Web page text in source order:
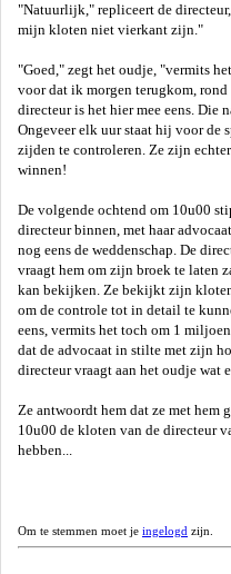
"Natuurlijk," repliceert de
mijn kloten niet vierkant zijn."
"Goed," zegt het oudje, "vermits
voor dat ik morgen terugkom,
directeur is het hier mee eens. Die
Ongeveer elk uur staat hij voor
zijden te controleren. Ze zijn
winnen!
De volgende ochtend om 10u00
directeur binnen, met haar
nog eens de weddenschap. De
vraagt hem om zijn broek te laten
kan bekijken. Ze bekijkt zijn
om de controle tot in detail te
eens, vermits het toch om 1
dat de advocaat in stilte met zijn
directeur vraagt aan het oudje wat
Ze antwoordt hem dat ze met hem
10u00 de kloten van de directeur
hebben...
Om te stemmen moet je ingelogd zijn.